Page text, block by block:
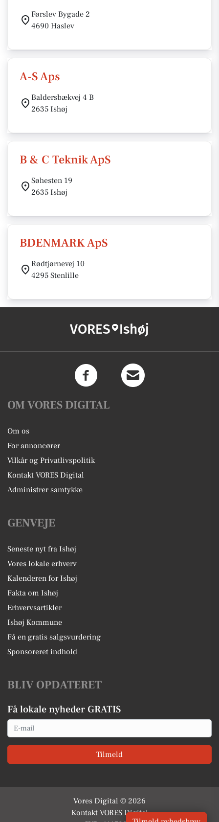
Førslev Bygade 2
4690 Haslev
A-S Aps
Baldersbækvej 4 B
2635 Ishøj
B & C Teknik ApS
Søhesten 19
2635 Ishøj
BDENMARK ApS
Rødtjørnevej 10
4295 Stenlille
VORES Ishøj
OM VORES DIGITAL
Om os
For annoncører
Vilkår og Privatlivspolitik
Kontakt VORES Digital
Administrer samtykke
GENVEJE
Seneste nyt fra Ishøj
Vores lokale erhverv
Kalenderen for Ishøj
Fakta om Ishøj
Erhvervsartikler
Ishøj Kommune
Få en gratis salgsvurdering
Sponsoreret indhold
BLIV OPDATERET
Få lokale nyheder GRATIS
Email
Tilmeld
Vores Digital © 2026
Kontakt VORES Digital